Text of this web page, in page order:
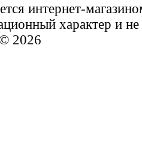
интернет-
характер и не
2026